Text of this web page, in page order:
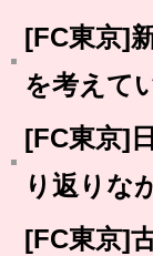
[FC東京]
を考えて
[FC東京]
り返りな
[FC東京]